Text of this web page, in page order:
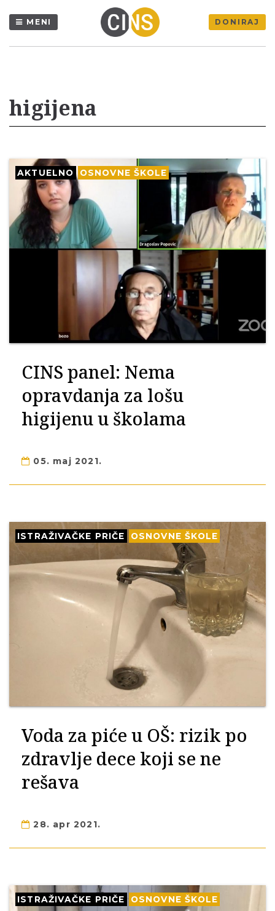
MENI DONIRAJ
higijena
AKTUELNO OSNOVNE ŠKOLE
CINS panel: Nema
opravdanja za lošu
higijenu u školama
05. maj 2021.
ISTRAŽIVAČKE PRIČE OSNOVNE ŠKOLE
Voda za piće u OŠ: rizik po
zdravlje dece koji se ne
rešava
28. apr 2021.
ISTRAŽIVAČKE PRIČE OSNOVNE ŠKOLE